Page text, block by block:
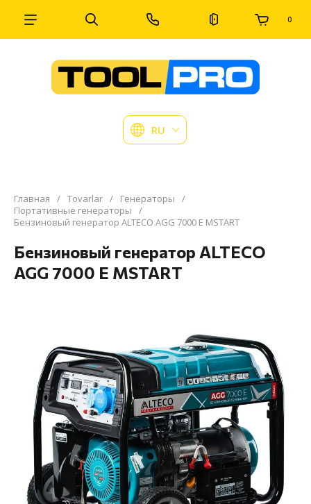
RU
0
Главная / Tovarlar / Генераторы
/
Портативные генераторы
/
Бензиновый генератор ALTECO AGG 7000 Е MSTART
Бензиновый генератор ALTECO
AGG 7000 Е MSTART